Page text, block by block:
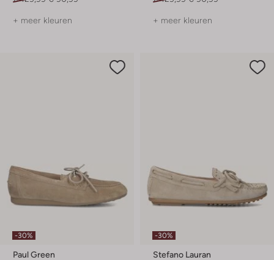
+ meer kleuren + meer kleuren
-30%
Paul Green
-30%
Stefano Lauran